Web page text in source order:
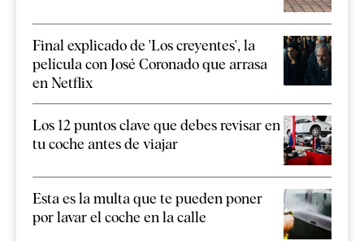
Final explicado de 'Los creyentes', la
película con José Coronado que arrasa
en Netflix
Los 12 puntos clave que debes revisar en
tu coche antes de viajar
Esta es la multa que te pueden poner
por lavar el coche en la calle